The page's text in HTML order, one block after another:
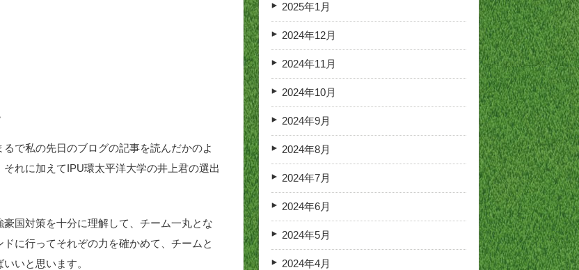
で私の先日のブログの記事を読んだかのよ
れに加えてIPU環太平洋大学の井上君の選出
国対策を十分に理解して、チーム一丸とな
に行ってそれぞの力を確かめて、チームと
いと思います。
2025年1月
2024年12月
2024年11月
2024年10月
2024年9月
2024年8月
2024年7月
2024年6月
2024年5月
2024年4月